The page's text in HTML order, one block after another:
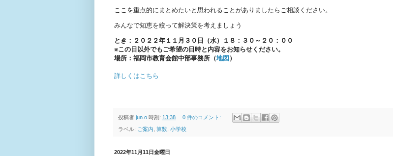
ここを重点的にまとめたいと思われることがありましたらご相談ください。
みんなで知恵を絞って解決策を考えましょう
とき：２０２２年１１ 月３０日（水）１８：３０～２０：００
※この日以外でもご希望の日時と内容をお知らせください。
場所：福岡市教育会館中部事務所（地図 ）
詳しくはこちら
投稿者 jun.o 時刻: 13:38 0 件のコメント:
ラベル: ご案内, 算数, 小学校
2022年11月11日金曜日